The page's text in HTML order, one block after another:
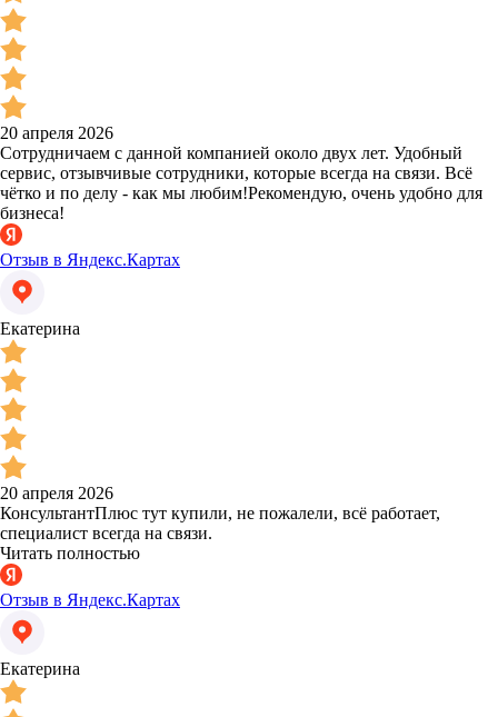
20 апреля 2026
Сотрудничаем с данной компанией около двух лет. Удобный
сервис, отзывчивые сотрудники, которые всегда на связи. Всё
чётко и по делу - как мы любим!Рекомендую, очень удобно для
бизнеса!
Отзыв в Яндекс.Картах
Екатерина
20 апреля 2026
КонсультантПлюс тут купили, не пожалели, всё работает,
специалист всегда на связи.
Читать полностью
Отзыв в Яндекс.Картах
Екатерина